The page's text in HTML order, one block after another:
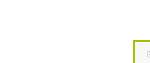
Gib deine E-Mail-Adresse ein …